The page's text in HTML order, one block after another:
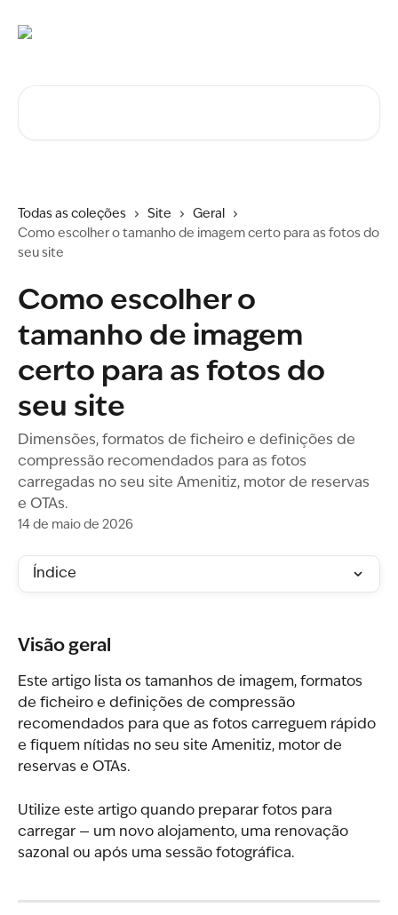
Todas as coleções Site
Geral
Como escolher o tamanho de imagem certo para as fotos do
seu site
Como escolher o
tamanho de imagem
certo para as fotos do
seu site
Dimensões, formatos de ficheiro e definições de
compressão recomendados para as fotos
carregadas no seu site Amenitiz, motor de reservas
e OTAs.
14 de maio de 2026
Índice
Visão geral
Este artigo lista os tamanhos de imagem, formatos
de ficheiro e definições de compressão
recomendados para que as fotos carreguem rápido
e fiquem nítidas no seu site Amenitiz, motor de
reservas e OTAs.
Utilize este artigo quando preparar fotos para
carregar — um novo alojamento, uma renovação
sazonal ou após uma sessão fotográfica.